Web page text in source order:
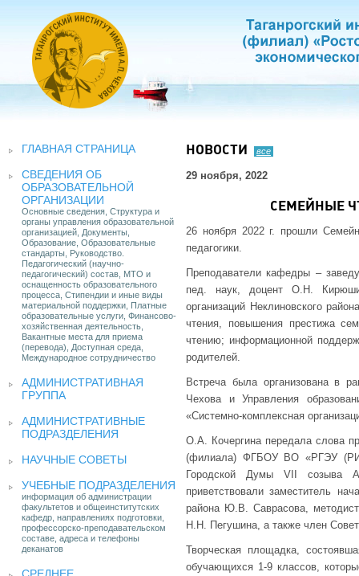
ГЛАВНАЯ СТРАНИЦА
СВЕДЕНИЯ ОБ
ОБРАЗОВАТЕЛЬНОЙ
ОРГАНИЗАЦИИ
Основные сведения, Структура и
органы управления образовательной
организацией, Документы,
Образование, Образовательные
стандарты, Руководство.
Педагогический (научно-
педагогический) состав, МТО и
оснащенность образовательного
процесса, Стипендии и иные виды
материальной поддержки, Платные
образовательные услуги, Финансово-
хозяйственная деятельность,
Вакантные места для приема
(перевода), Доступная среда,
Международное сотрудничество
АДМИНИСТРАТИВНАЯ
ГРУППА
АДМИНИСТРАТИВНЫЕ
ПОДРАЗДЕЛЕНИЯ
НАУЧНЫЕ СОВЕТЫ
УЧЕБНЫЕ ПОДРАЗДЕЛЕНИЯ
информация об администрации
факультетов и общеинститутских
кафедр, направлениях подготовки,
профессорско-преподавательском
составе, адреса и телефоны
деканатов
НОВОСТИ все
29 ноября, 2022
СЕМЕЙНЫЕ
26 ноября 2022 г. прошли
педагогики.
Преподаватели кафедры –
пед. наук, доцент О.Н.
организаций Неклиновского
чтения, повышения престижа
чтению; информационной
родителей.
Встреча была организована в
Чехова и Управления
«Системно-комплексная
О.А. Кочергина передала слова
(филиала) ФГБОУ ВО «РГЭУ
Городской Думы VII созыва
приветствовали заместитель
района Ю.В. Саврасова,
Н.Н. Пегушина, а также член
Творческая площадка,
обучающихся 1-9 классов,